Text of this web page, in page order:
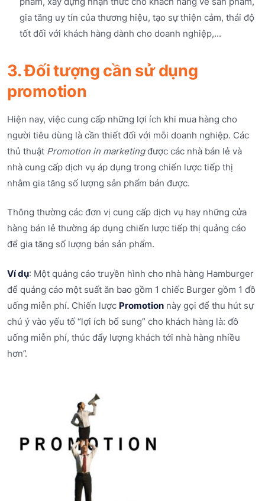
gia tăng uy tín của thương hiệu, tạo sự thiện cảm, thái độ
tốt đối với khách hàng dành cho doanh nghiệp,...
3. Đối tượng cần sử dụng
promotion
Hiện nay, việc cung cấp những lợi ích khi mua hàng cho
người tiêu dùng là cần thiết đối với mỗi doanh nghiệp. Các
thủ thuật Promotion in marketingđược các nhà bán lẻ và
nhà cung cấp dịch vụ áp dụng trong chiến lược tiếp thị
nhằm gia tăng số lượng sản phẩm bán được.
Thông thường các đơn vị cung cấp dịch vụ hay những cửa
hàng bán lẻ thường áp dụng chiến lược tiếp thị quảng cáo
để gia tăng số lượng bán sản phẩm.
Ví dụ: Một quảng cáo truyền hình cho nhà hàng Hamburger
để quảng cáo một suất ăn bao gồm 1 chiếc Burger gồm 1 đồ
uống miễn phí. Chiến lược Promotion này gọi để thu hút sự
chú ý vào yếu tố “lợi ích bổ sung” cho khách hàng là: đồ
uống miễn phí, thúc đẩy lượng khách tới nhà hàng nhiều
hơn”.